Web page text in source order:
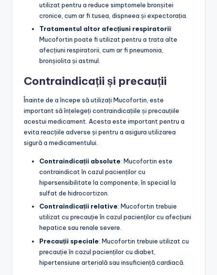
utilizat pentru a reduce simptomele bronșitei
cronice, cum ar fi tusea, dispneea și expectorația.
Tratamentul altor afecțiuni respiratorii:
Mucofortin poate fi utilizat pentru a trata alte
afecțiuni respiratorii, cum ar fi pneumonia,
bronșiolita și astmul.
Contraindicații și precauții
Înainte de a începe să utilizați Mucofortin, este
important să înțelegeți contraindicațiile și precauțiile
acestui medicament. Acesta este important pentru a
evita reacțiile adverse și pentru a asigura utilizarea
sigură a medicamentului.
Contraindicații absolute: Mucofortin este
contraindicat în cazul pacienților cu
hipersensibilitate la componente, în special la
sulfat de hidrocortizon.
Contraindicații relative: Mucofortin trebuie
utilizat cu precauție în cazul pacienților cu afecțiuni
hepatice sau renale severe.
Precauții speciale: Mucofortin trebuie utilizat cu
precauție în cazul pacienților cu diabet,
hipertensiune arterială sau insuficiență cardiacă.